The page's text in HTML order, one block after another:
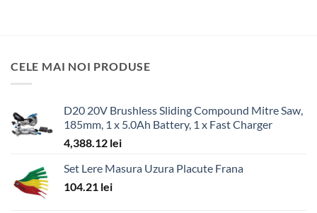
CELE MAI NOI PRODUSE
D20 20V Brushless Sliding Compound Mitre Saw,
185mm, 1 x 5.0Ah Battery, 1 x Fast Charger
4,388.12 lei
Set Lere Masura Uzura Placute Frana
104.21 lei